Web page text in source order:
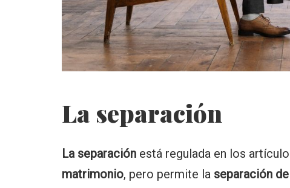
La separación
La separación está regulada en los
matrimonio, pero permite la separación